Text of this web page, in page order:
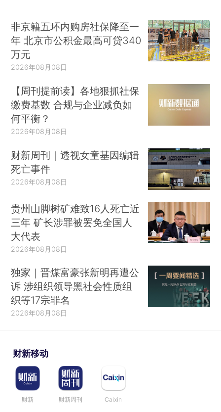
非京籍五环内购房社保降至一
年 北京市公积金最高可贷340
万元
2026年08月08日
【周刊提前读】各地狠抓社保
缴费基数 合规与企业减负如
何平衡？
2026年08月08日
财新周刊｜透视女童基因编辑
死亡事件
2026年08月08日
贵州山脚树矿难致16人死亡近
三年 矿长涉罪被罢免全国人
大代表
2026年08月08日
独家｜晋煤富豪张新明再遭公
诉 涉组织领导黑社会性质组
织等17宗罪名
2026年08月08日
财新移动
财新 财新周刊 Caixin